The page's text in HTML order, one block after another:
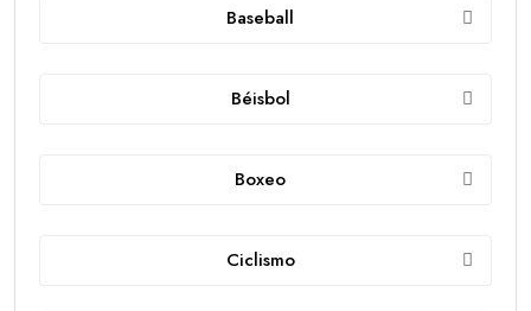
Baseball
Béisbol
Boxeo
Ciclismo